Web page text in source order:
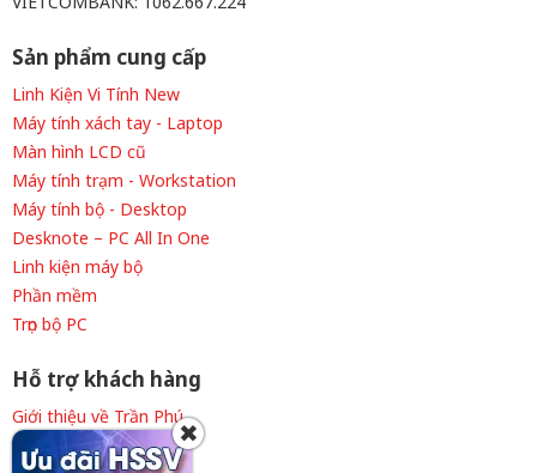
Sản phẩm cung cấp
Linh Kiện Vi Tính New
Máy tính xách tay - Laptop
Màn hình LCD cũ
Máy tính trạm - Workstation
Máy tính bộ - Desktop
Desknote – PC All In One
Linh kiện máy bộ
Phần mềm
Trọn bộ PC
Hỗ trợ khách hàng
Giới thiệu về Trần Phú
Thông tin tuyển dụng✖